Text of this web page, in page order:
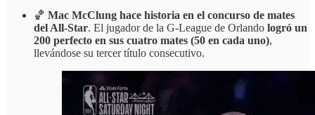
🏀 Mac McClung hace historia en el concurso de mates
del All-Star. El jugador de la G-League de Orlando logró un
200 perfecto en sus cuatro mates (50 en cada uno),
llevándose su tercer título consecutivo.